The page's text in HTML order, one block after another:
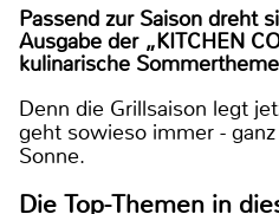
Passend zur Saison dreht
Ausgabe der „KITCHEN
kulinarische
Denn die Grillsaison legt
geht sowieso immer -
Sonne.
Die Top-Themen in